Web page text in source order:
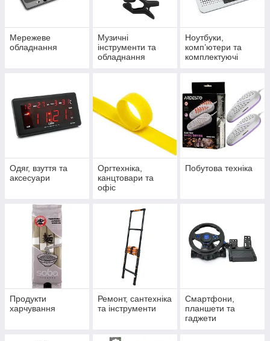
Мережеве
обладнання
Музичні
інструменти та
обладнання
Ноутбуки,
комп’ютери та
комплектуючі
Одяг, взуття та
аксесуари
Оргтехніка,
канцтовари та
офіс
Побутова техніка
Продукти
харчування
Ремонт, сантехніка
та інструменти
Смартфони,
планшети та
гаджети